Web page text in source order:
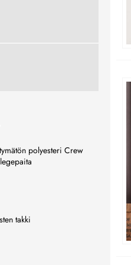
polyesteri Crew
takki